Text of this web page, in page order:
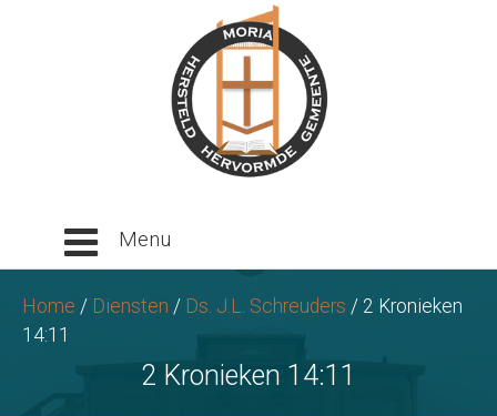
Home / Diensten / Ds. J.L. Schreuders / 2 Kronieken
14:11
2 Kronieken 14:11